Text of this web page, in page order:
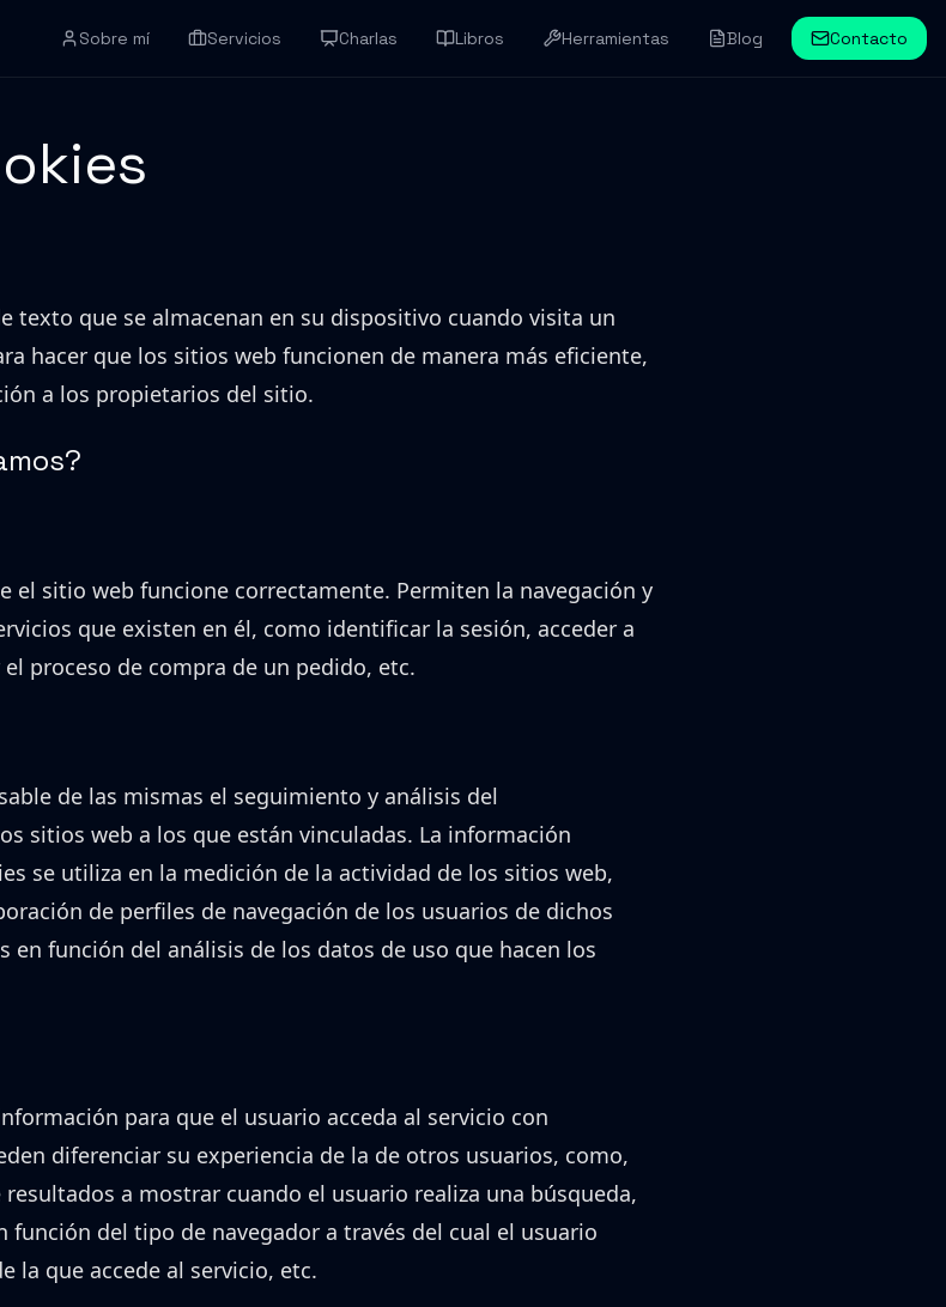
Sobre mí Servicios Charlas Libros Herramientas Blog Contacto
texto que se almacenan en su dispositivo cuando visita un
hacer que los sitios web funcionen de manera más eficiente,
a los propietarios del sitio.
el sitio web funcione correctamente. Permiten la navegación y
que existen en él, como identificar la sesión, acceder a
proceso de compra de un pedido, etc.
de las mismas el seguimiento y análisis del
sitios web a los que están vinculadas. La información
se utiliza en la medición de la actividad de los sitios web,
de perfiles de navegación de los usuarios de dichos
función del análisis de los datos de uso que hacen los
para que el usuario acceda al servicio con
diferenciar su experiencia de la de otros usuarios, como,
a mostrar cuando el usuario realiza una búsqueda,
función del tipo de navegador a través del cual el usuario
la que accede al servicio, etc.